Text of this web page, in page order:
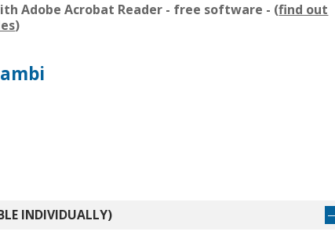
Adobe Acrobat Reader - free software - (find out
)
INDIVIDUALLY)